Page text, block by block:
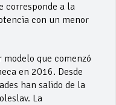
corresponde a la
con un menor
modelo que comenzó
en 2016. Desde
han salido de la
La